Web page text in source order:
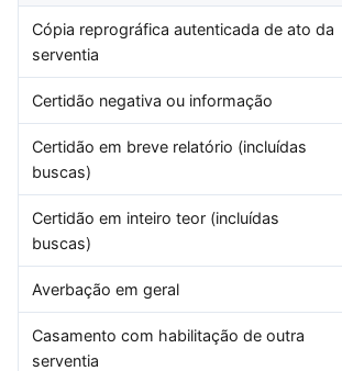
Cópia reprográfica autenticada de ato da
serventia
Certidão negativa ou informação
Certidão em breve relatório (incluídas
buscas)
Certidão em inteiro teor (incluídas
buscas)
Averbação em geral
Casamento com habilitação de outra
serventia